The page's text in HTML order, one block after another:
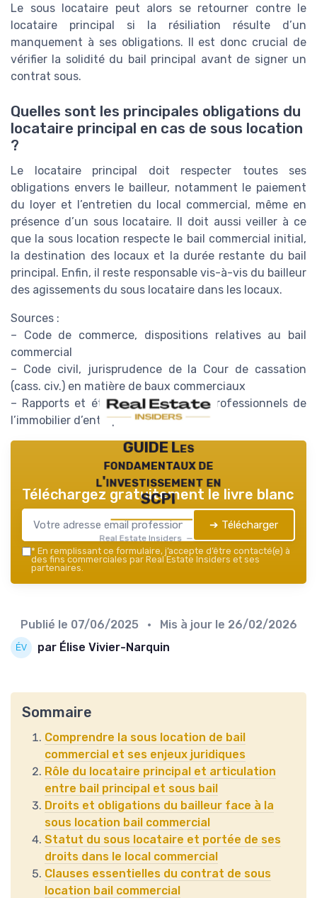
Le sous locataire peut alors se retourner contre le
locataire principal si la résiliation résulte d’un
manquement à ses obligations. Il est donc crucial de
vérifier la solidité du bail principal avant de signer un
contrat sous.
Quelles sont les principales obligations du
locataire principal en cas de sous location
?
Le locataire principal doit respecter toutes ses
obligations envers le bailleur, notamment le paiement
du loyer et l’entretien du local commercial, même en
présence d’un sous locataire. Il doit aussi veiller à ce
que la sous location respecte le bail commercial initial,
la destination des locaux et la durée restante du bail
principal. Enfin, il reste responsable vis-à-vis du bailleur
des agissements du sous locataire dans les locaux.
Sources :
– Code de commerce, dispositions relatives au bail
commercial
– Code civil, jurisprudence de la Cour de cassation
(cass. civ.) en matière de baux commerciaux
– Rapports et études d’organismes professionnels de
l’immobilier d’entreprise
GUIDE Les
fondamentaux de
l'investissement en
SCPI
Real Estate Insiders — 2026
Téléchargez gratuitement le livre blanc
➔ Télécharger
* En remplissant ce formulaire, j’accepte d’être contacté(e) à
des fins commerciales par Real Estate Insiders et ses
partenaires.
Publié le 07/06/2025 • Mis à jour le 26/02/2026
par Élise Vivier-Narquin
Sommaire
Comprendre la sous location de bail
commercial et ses enjeux juridiques
Rôle du locataire principal et articulation
entre bail principal et sous bail
Droits et obligations du bailleur face à la
sous location bail commercial
Statut du sous locataire et portée de ses
droits dans le local commercial
Clauses essentielles du contrat de sous
location bail commercial